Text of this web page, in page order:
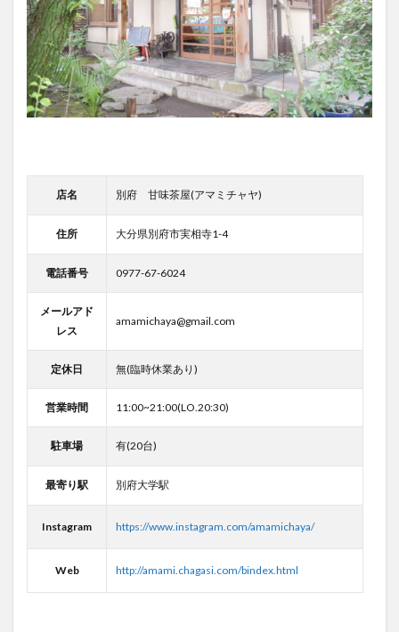
住所 大分県別府市実相寺1-4
電話番号 0977-67-6024
メールアド
レス
amamichaya@gmail.com
定休日 無(臨時休業あり)
営業時間 11:00~21:00(LO.20:30)
駐車場 有(20台)
最寄り駅 別府大学駅
Instagram https://www.instagram.com/amamichaya/
Web http://amami.chagasi.com/bindex.html